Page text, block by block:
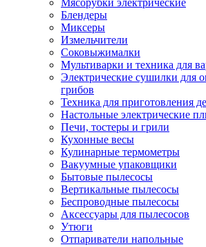
Мясорубки электрические
Блендеры
Миксеры
Измельчители
Соковыжималки
Мультиварки и техника для
Электрические сушилки для
грибов
Техника для приготовления
Настольные электрические
Печи, тостеры и грили
Кухонные весы
Кулинарные термометры
Вакуумные упаковщики
Бытовые пылесосы
Вертикальные пылесосы
Беспроводные пылесосы
Аксессуары для пылесосов
Утюги
Отпариватели напольные